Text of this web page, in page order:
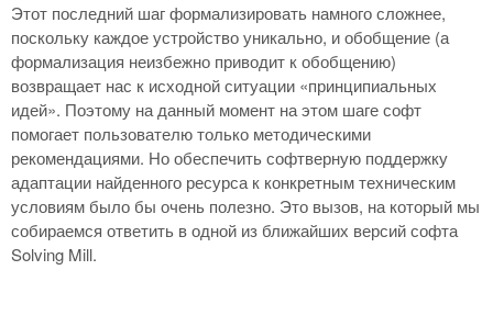
Этот последний шаг формализировать намного сложнее,
поскольку каждое устройство уникально, и обобщение (а
формализация неизбежно приводит к обобщению)
возвращает нас к исходной ситуации «принципиальных
идей». Поэтому на данный момент на этом шаге софт
помогает пользователю только методическими
рекомендациями. Но обеспечить софтверную поддержку
адаптации найденного ресурса к конкретным техническим
условиям было бы очень полезно. Это вызов, на который мы
собираемся ответить в одной из ближайших версий софта
Solving Mill.